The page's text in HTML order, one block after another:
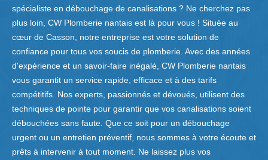
spécialiste en débouchage de canalisations ? Ne cherchez pas
plus loin, CW Plomberie nantais est là pour vous ! Située au
cœur de Casson, notre entreprise est votre solution de
confiance pour tous vos soucis de plomberie. Avec des années
d'expérience et un savoir-faire inégalé, CW Plomberie nantais
vous garantit un service rapide, efficace et à des tarifs
compétitifs. Nos experts, passionnés et dévoués, utilisent des
techniques de pointe pour garantir que vos canalisations soient
débouchées sans faute. Que ce soit pour un débouchage
urgent ou un entretien préventif, nous sommes à votre écoute et
prêts à intervenir à tout moment. Ne laissez plus vos